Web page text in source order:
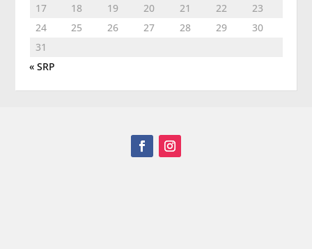
17
18 19 20 21 22
23
24
25 26 27 28 29
30
31
« SRP